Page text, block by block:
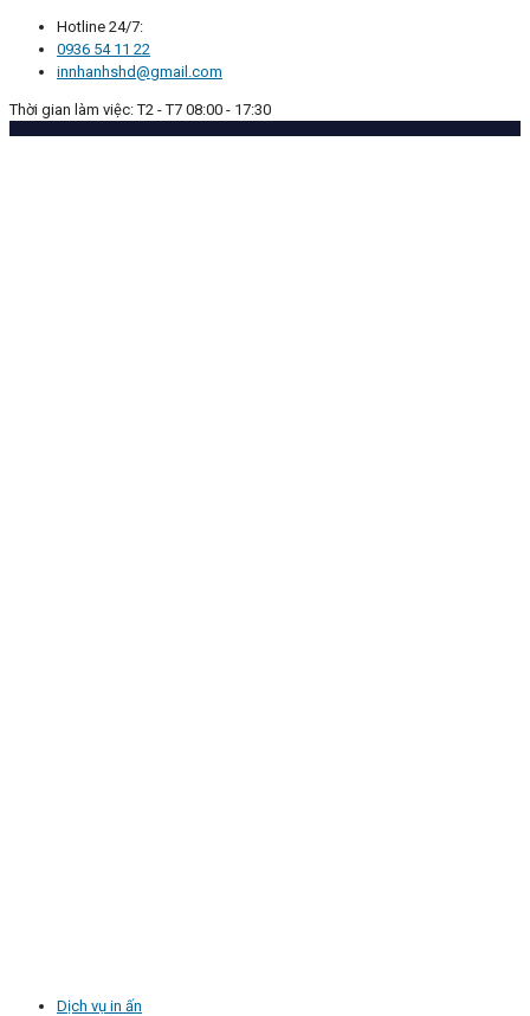
Hotline 24/7:
0936 54 11 22
innhanhshd@gmail.com
Thời gian làm việc: T2 - T7 08:00 - 17:30
Dịch vụ in ấn